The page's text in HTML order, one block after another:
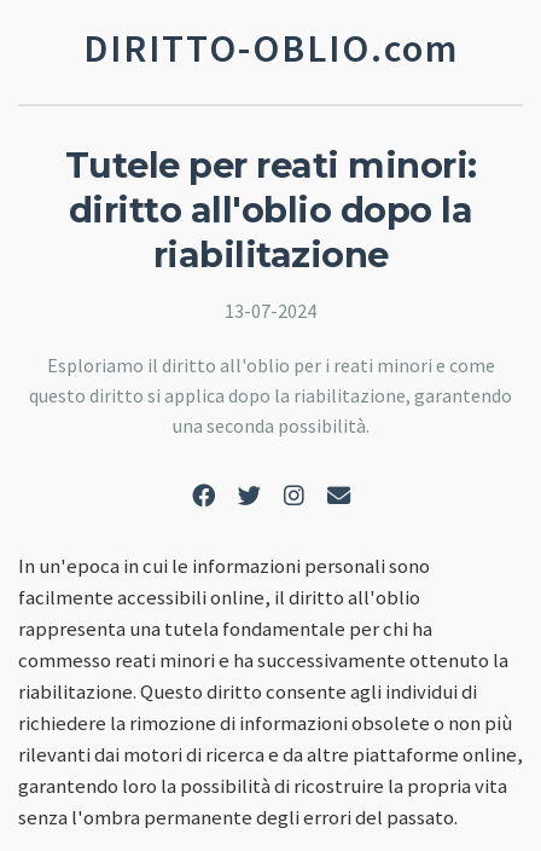
DIRITTO-OBLIO.com
Tutele per reati minori:
diritto all'oblio dopo la
riabilitazione
13-07-2024
Esploriamo il diritto all'oblio per i reati minori e come
questo diritto si applica dopo la riabilitazione, garantendo
una seconda possibilità.
In un'epoca in cui le informazioni personali sono
facilmente accessibili online, il diritto all'oblio
rappresenta una tutela fondamentale per chi ha
commesso reati minori e ha successivamente ottenuto la
riabilitazione. Questo diritto consente agli individui di
richiedere la rimozione di informazioni obsolete o non più
rilevanti dai motori di ricerca e da altre piattaforme online,
garantendo loro la possibilità di ricostruire la propria vita
senza l'ombra permanente degli errori del passato.